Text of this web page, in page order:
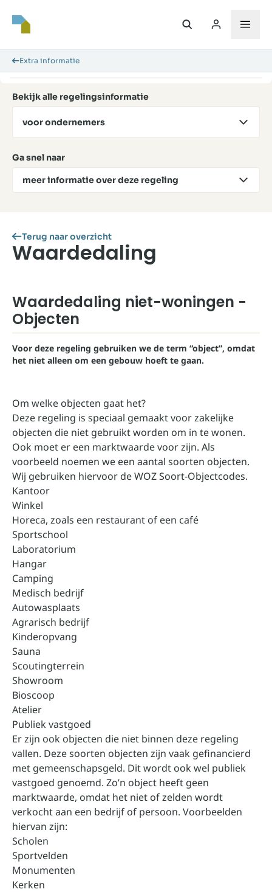
Extra informatie
Bekijk alle regelingsinformatie
voor ondernemers
Ga snel naar
meer informatie over deze regeling
Terug naar overzicht
Waardedaling
Waardedaling niet-woningen -
Objecten
Voor deze regeling gebruiken we de term “object”, omdat
het niet alleen om een gebouw hoeft te gaan.
Om welke objecten gaat het?
Deze regeling is speciaal gemaakt voor zakelijke
objecten die niet gebruikt worden om in te wonen.
Ook moet er een marktwaarde voor zijn. Als
voorbeeld noemen we een aantal soorten objecten.
Wij gebruiken hiervoor de WOZ Soort-Objectcodes.
Kantoor
Winkel
Horeca, zoals een restaurant of een café
Sportschool
Laboratorium
Hangar
Camping
Medisch bedrijf
Autowasplaats
Agrarisch bedrijf
Kinderopvang
Sauna
Scoutingterrein
Showroom
Bioscoop
Atelier
Publiek vastgoed
Er zijn ook objecten die niet binnen deze regeling
vallen. Deze soorten objecten zijn vaak gefinancierd
met gemeenschapsgeld. Dit wordt ook wel publiek
vastgoed genoemd. Zo’n object heeft geen
marktwaarde, omdat het niet of zelden wordt
verkocht aan een bedrijf of persoon. Voorbeelden
hiervan zijn:
Scholen
Sportvelden
Monumenten
Kerken